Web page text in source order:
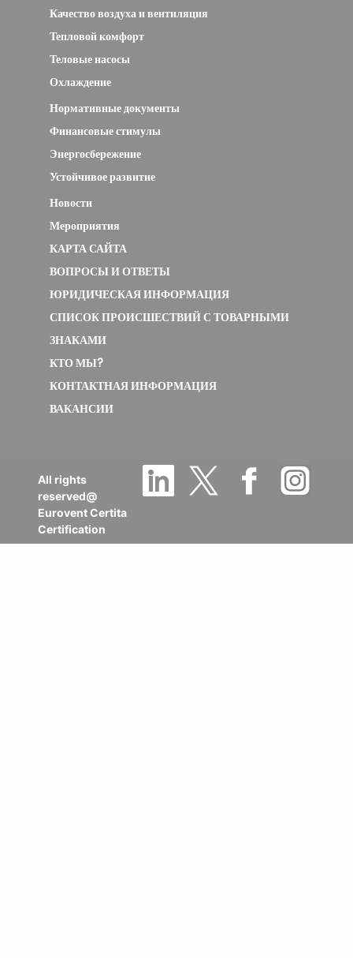
Качество воздуха и вентиляция
Тепловой комфорт
Теловые насосы
Охлаждение
Нормативные документы
Финансовые стимулы
Энергосбережение
Устойчивое развитие
Новости
Мероприятия
КАРТА САЙТА
ВОПРОСЫ И ОТВЕТЫ
ЮРИДИЧЕСКАЯ ИНФОРМАЦИЯ
СПИСОК ПРОИСШЕСТВИЙ С ТОВАРНЫМИ
ЗНАКАМИ
КТО МЫ?
КОНТАКТНАЯ ИНФОРМАЦИЯ
ВАКАНСИИ
All rights
reserved@
Eurovent Certita
Certification